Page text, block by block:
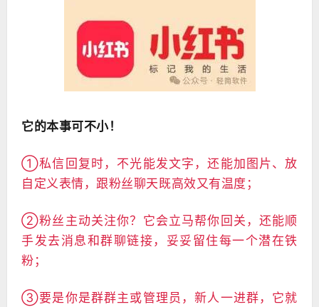
它的本事可不小！
①私信回复时，不光能发文字，还能加图片、放
自定义表情，跟粉丝聊天既高效又有温度；
②粉丝主动关注你？它会立马帮你回关，还能顺
手发去消息和群聊链接，妥妥留住每一个潜在铁
粉；
③要是你是群群主或管理员，新人一进群，它就